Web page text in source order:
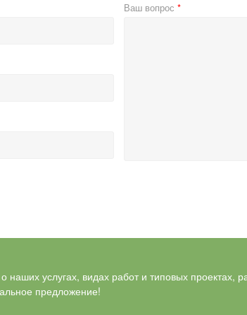
Ваш вопрос
наших услугах, видах работ и типовых проектах,
предложение!